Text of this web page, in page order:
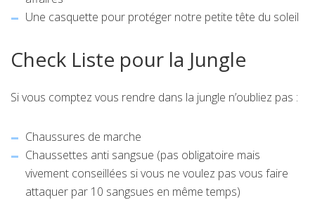
Une casquette pour protéger notre petite tête du soleil
Check Liste pour la Jungle
Si vous comptez vous rendre dans la jungle n’oubliez pas :
Chaussures de marche
Chaussettes anti sangsue (pas obligatoire mais
vivement conseillées si vous ne voulez pas vous faire
attaquer par 10 sangsues en même temps)